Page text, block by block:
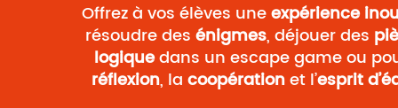
Offrez à vos élèves uneexpérience
résoudre des énigmes, déjouer des
logiquedans un escape game ou
réflexion, la coopérationet l’esprit